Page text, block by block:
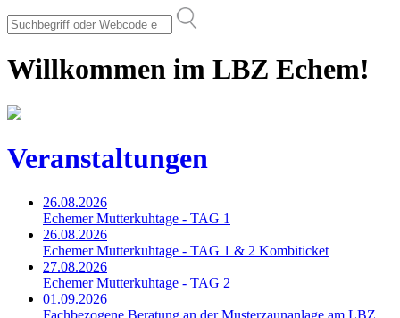
Willkommen im LBZ Echem!
Veranstaltungen
26.08.2026
Echemer Mutterkuhtage - TAG 1
26.08.2026
Echemer Mutterkuhtage - TAG 1 & 2 Kombiticket
27.08.2026
Echemer Mutterkuhtage - TAG 2
01.09.2026
Fachbezogene Beratung an der Musterzaunanlage am LBZ